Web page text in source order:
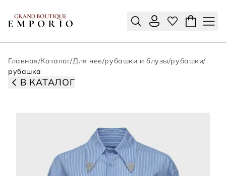
Главная/Каталог/Для нее/рубашки и блузы/рубашки/
рубашка
В КАТАЛОГ